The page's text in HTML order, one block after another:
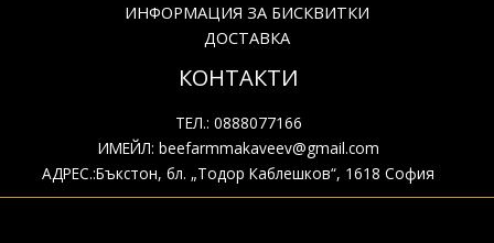
ИНФОРМАЦИЯ ЗА БИСКВИТКИ
ДОСТАВКА
КОНТАКТИ
ТЕЛ.: 0888077166
ИМЕЙЛ: beefarmmakaveev@gmail.com
АДРЕС.:Бъкстон, бл. „Тодор Каблешков“, 1618 София